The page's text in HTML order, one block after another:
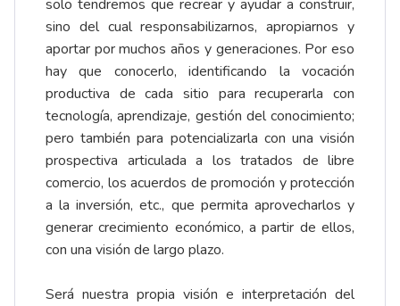
solo tendremos que recrear y ayudar a construir,
sino del cual responsabilizarnos, apropiarnos y
aportar por muchos años y generaciones. Por eso
hay que conocerlo, identificando la vocación
productiva de cada sitio para recuperarla con
tecnología, aprendizaje, gestión del conocimiento;
pero también para potencializarla con una visión
prospectiva articulada a los tratados de libre
comercio, los acuerdos de promoción y protección
a la inversión, etc., que permita aprovecharlos y
generar crecimiento económico, a partir de ellos,
con una visión de largo plazo.
Será nuestra propia visión e interpretación del